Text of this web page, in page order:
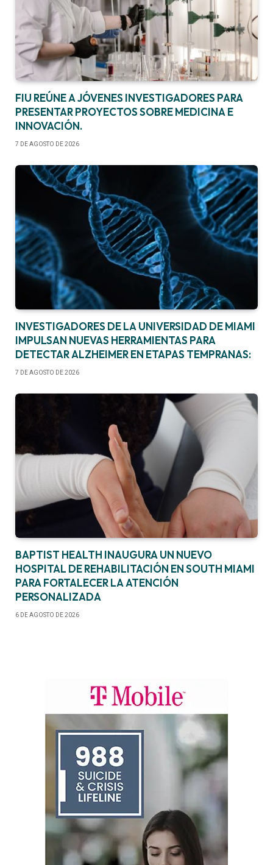
FIU REÚNE A JÓVENES INVESTIGADORES PARA
PRESENTAR PROYECTOS SOBRE MEDICINA E
INNOVACIÓN.
7 DE AGOSTO DE 2026
INVESTIGADORES DE LA UNIVERSIDAD DE MIAMI
IMPULSAN NUEVAS HERRAMIENTAS PARA
DETECTAR ALZHEIMER EN ETAPAS TEMPRANAS:
7 DE AGOSTO DE 2026
BAPTIST HEALTH INAUGURA UN NUEVO
HOSPITAL DE REHABILITACIÓN EN SOUTH MIAMI
PARA FORTALECER LA ATENCIÓN
PERSONALIZADA
6 DE AGOSTO DE 2026